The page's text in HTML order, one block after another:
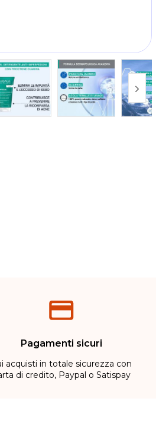
Pagamenti sicuri
acquisti in totale sicurezza con
di credito, Paypal o Satispay